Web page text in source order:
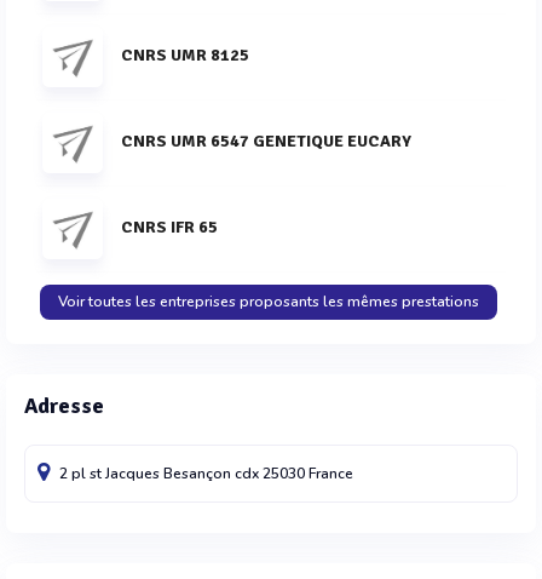
CNRS UMR 8125
CNRS UMR 6547 GENETIQUE EUCARY
CNRS IFR 65
Voir toutes les entreprises proposants les mêmes prestations
Adresse
2 pl st JacquesBesançon cdx25030France